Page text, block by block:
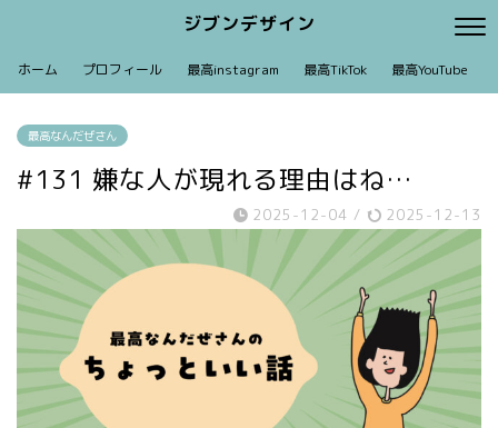
ジブンデザイン
ホーム プロフィール 最高instagram 最高TikTok 最高YouTube
最高なんだぜさん
#131 嫌な人が現れる理由はね…
2025-12-04 / 2025-12-13